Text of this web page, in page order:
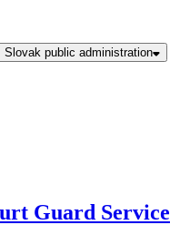
Slovak public administration
Guard Service